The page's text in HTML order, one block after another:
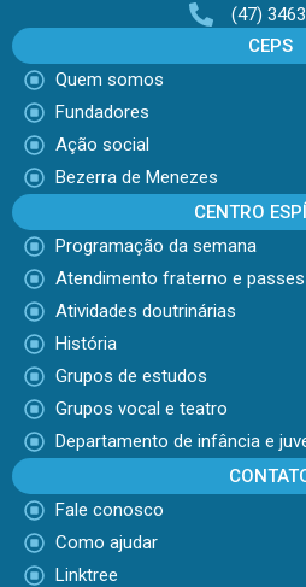
(47)
CEPS
Quem somos
Fundadores
Ação social
Bezerra de Menezes
CENTRO
Programação da semana
Atendimento fraterno e passes
Atividades doutrinárias
História
Grupos de estudos
Grupos vocal e teatro
Departamento de infância e
Fale conosco
Como ajudar
Linktree